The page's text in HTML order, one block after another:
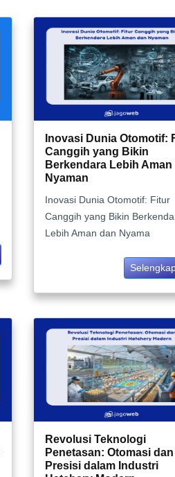
Inovasi Dunia Otomotif:
Canggih yang Bikin
Berkendara Lebih Aman
Nyaman
Inovasi Dunia Otomotif: Fitur
Canggih yang Bikin
Lebih Aman dan Nyama
Revolusi Teknologi
Penetasan: Otomasi dan
Presisi dalam Industri